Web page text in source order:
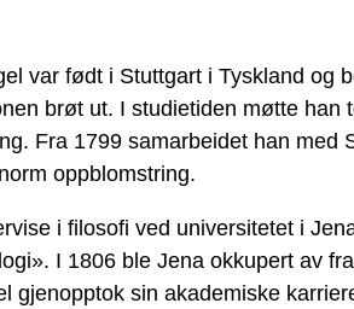
var født i Stuttgart i Tyskland og
brøt ut. I studietiden møtte
Fra 1799 samarbeidet han med
oppblomstring.
i filosofi ved universitetet i
I 1806 ble Jena okkupert av
gjenopptok sin akademiske